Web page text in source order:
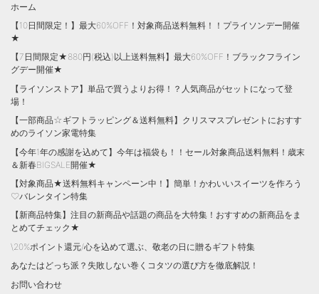
ホーム
【10日間限定！】最大60%OFF！対象商品送料無料！！プライソンデー開催
★
【7日間限定★880円(税込)以上送料無料】最大60%OFF！ブラックフライン
グデー開催★
【ライソンストア】単品で買うよりお得！？人気商品がセットになって登
場！
【一部商品☆ギフトラッピング＆送料無料】クリスマスプレゼントにおすす
めのライソン家電特集
【今年1年の感謝を込めて】今年は福袋も！！セール対象商品送料無料！歳末
＆新春BIGSALE開催★
【対象商品★送料無料キャンペーン中！】簡単！かわいいスイーツを作ろう
♡バレンタイン特集
【新商品特集】注目の新商品や話題の商品を大特集！おすすめの新商品をま
とめてチェック★
\20%ポイント還元/心を込めて選ぶ、敬老の日に贈るギフト特集
あなたはどっち派？失敗しない巻くコタツの選び方を徹底解説！
お問い合わせ